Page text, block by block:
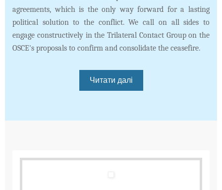
agreements, which is the only way forward for a lasting
political solution to the conflict. We call on all sides to
engage constructively in the Trilateral Contact Group on the
OSCE's proposals to confirm and consolidate the ceasefire.
Читати далі